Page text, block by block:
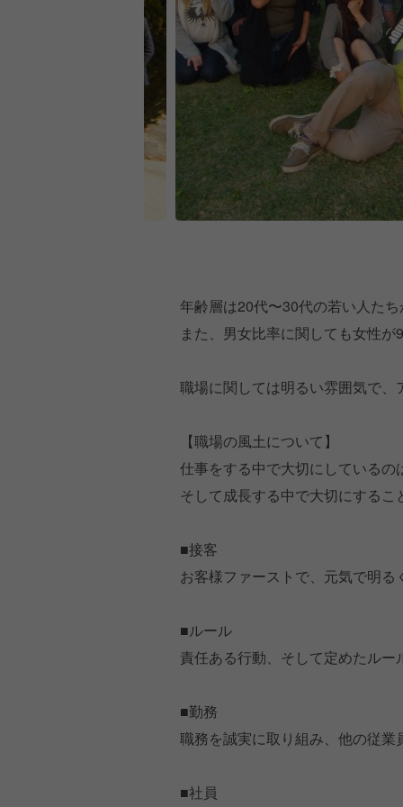
年齢層は20代〜30代の若い人た
また、男女比率に関しても女性
職場に関しては明るい雰囲気で
【職場の風土について】
仕事をする中で大切にしている
そして成長する中で大切にする
■接客
お客様ファーストで、元気で明
■ルール
責任ある行動、そして定めたルー
■勤務
職務を誠実に取り組み、他の従
■社員